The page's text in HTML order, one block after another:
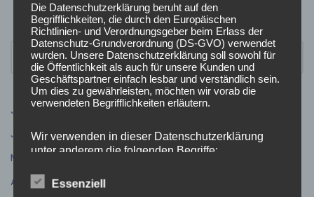
Juli 2026(9)
Juni 2026(5)
Mai 2026
April 2026(5)
Die Datenschutzerklärung beruht auf den
Begrifflichkeiten, die durch den Europäischen
Richtlinien- und Verordnungsgeber beim Erlass der
Datenschutz-Grundverordnung (DS-GVO) verwendet
wurden. Unsere Datenschutzerklärung soll sowohl für
die Öffentlichkeit als auch für unsere Kunden und
Geschäftspartner einfach lesbar und verständlich sein.
Um dies zu gewährleisten, möchten wir vorab die
verwendeten Begrifflichkeiten erläutern.
Wir verwenden in dieser Datenschutzerklärung
unter anderem die folgenden Begriffe:
Essenziell